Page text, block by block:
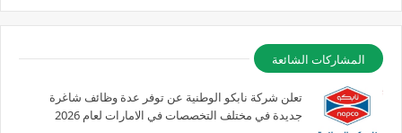
المشاركات الشائعة
تعلن شركة نابكو الوطنية عن توفر عدة وظائف شاغرة
جديدة في مختلف التخصصات في الامارات لعام 2026